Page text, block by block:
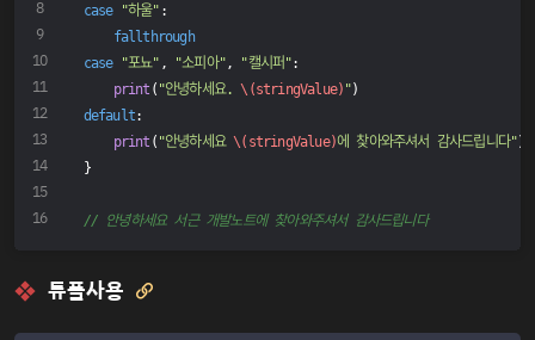
case
"하울" :
fallthrough
case
"포뇨" , "소피아", "캘시퍼":
print ( "안녕하세요. \(stringValue) ")
default:
print ( "안녕하세요 \(stringValue)에 찾아와주셔서 감사드립니다")
}
// 안녕하세요 서근 개발노트에 찾아와주셔서 감사드립니다
튜플사용 